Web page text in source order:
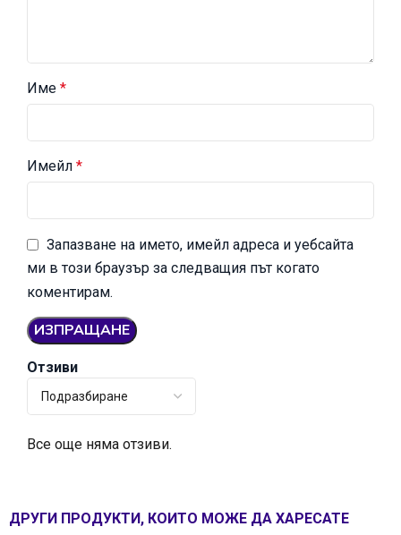
Отзиви
Все още няма отзиви.
Име *
Имейл *
Запазване на името, имейл адреса и уебсайта
ми в този браузър за следващия път когато
коментирам.
ДРУГИ ПРОДУКТИ, КОИТО МОЖЕ ДА ХАРЕСАТЕ